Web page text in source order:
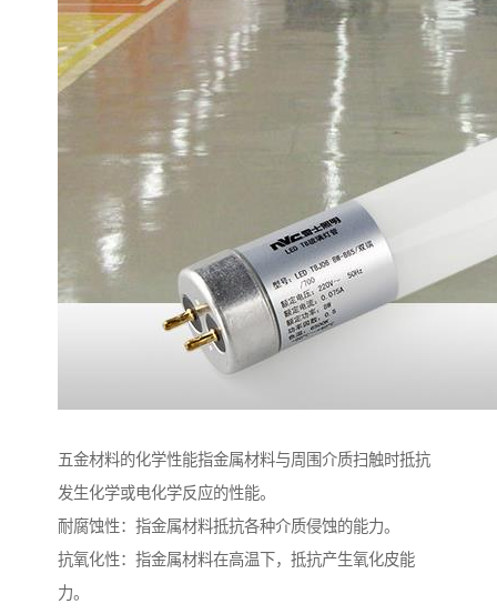
五金材料的化学性能指金属材料与周围介质扫触时抵抗
发生化学或电化学反应的性能。
耐腐蚀性：指金属材料抵抗各种介质侵蚀的能力。
抗氧化性：指金属材料在高温下，抵抗产生氧化皮能
力。